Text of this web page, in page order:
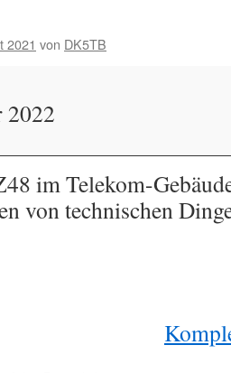
2021 von DK5TB
2022
im Telekom-
von technischen